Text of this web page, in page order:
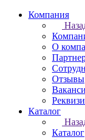
Компания
О
Отзывы
Каталог
Каталог